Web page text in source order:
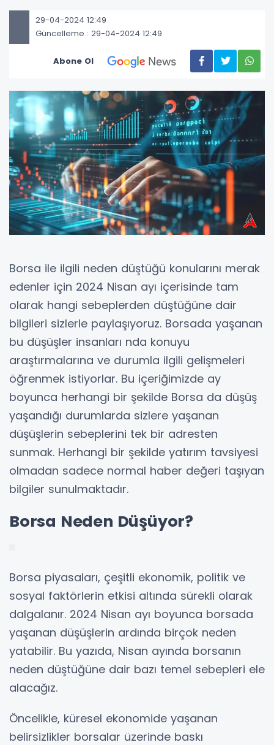
29-04-2024 12:49
Güncelleme : 29-04-2024 12:49
Abone Ol
Borsa ile ilgili neden düştüğü konularını merak
edenler için 2024 Nisan ayı içerisinde tam
olarak hangi sebeplerden düştüğüne dair
bilgileri sizlerle paylaşıyoruz. Borsada yaşanan
bu düşüşler insanları nda konuyu
araştırmalarına ve durumla ilgili gelişmeleri
öğrenmek istiyorlar. Bu içeriğimizde ay
boyunca herhangi bir şekilde Borsa da düşüş
yaşandığı durumlarda sizlere yaşanan
düşüşlerin sebeplerini tek bir adresten
sunmak. Herhangi bir şekilde yatırım tavsiyesi
olmadan sadece normal haber değeri taşıyan
bilgiler sunulmaktadır.
Borsa Neden Düşüyor?
Borsa piyasaları, çeşitli ekonomik, politik ve
sosyal faktörlerin etkisi altında sürekli olarak
dalgalanır. 2024 Nisan ayı boyunca borsada
yaşanan düşüşlerin ardında birçok neden
yatabilir. Bu yazıda, Nisan ayında borsanın
neden düştüğüne dair bazı temel sebepleri ele
alacağız.
Öncelikle, küresel ekonomide yaşanan
belirsizlikler borsalar üzerinde baskı